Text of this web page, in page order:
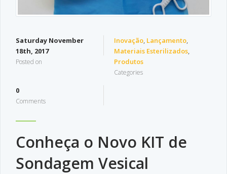
Saturday November
18th, 2017
Posted on
Inovação, Lançamento,
Materiais Esterilizados,
Produtos
Categories
0
Comments
Conheça o Novo KIT de
Sondagem Vesical